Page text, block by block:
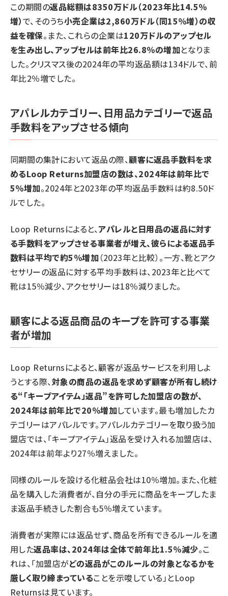
この期間の返品総額は8350万ドル（2023年比14.5％
増）で、そのうち小売企業は2,860万ドル（同15％増）の収
益を確保。また、これらの企業は120万ドルのアップセル
を生み出し、アップセルは前年比26.8％の増加となりま
した。クリスマス後の2024年の平均返品額は134ドルで、前
年比2％増でした。
アパレルカテゴリー、日用品カテゴリーで返品
手数料をアップさせる傾向
同期間の集計において返品の際、顧客に返品手数料を求
めるLoop Returns加盟店の数は、2024年は前年比で
5％増加。2024年と2023年の平均返品手数料は約8.50ド
ルでした。
Loop Returnsによると、アパレルと日用品の返品に対す
る手数料をアップさせる事業者が増え、彼らによる返品手
数料は平均で約5％増加 （2023年と比較）。一方、靴とアク
セサリーの返品に対する平均手数料は、2023年と比べて
靴は15％減少、アクセサリーは18％減りました。
顧客による返品商品のキープを許可する事業
者が増加
Loop Returnsによると、顧客が返品サービスを利用しよ
うとする際、対象の商品の返品を求めず顧客が所有し続け
る“「キープアイテム」返品”を許可した加盟店の数が、
2024年は前年比で20％増加しています。最も増加したカ
テゴリーはアパレルです。アパレルカテゴリーを取り扱う加
盟店では、「キープアイテム」返品を受け入れる加盟店は、
2024年は前年より27％増えました。
同様のルールを設ける化粧品会社は10％増加。また、化粧
品を購入した消費者が、自分の手元に商品をキープしたま
ま返品手続きした割合も5％増えています。
消費者が実際には返品せず、商品を所有できるルールを適
用した返品率は、2024年は全体で前年比1.5％減少。こ
れは、「加盟店がどの返品がこのルールの対象となるかを
厳しく取り締まっていることを示唆している」とLoop
Returnsは見ています。